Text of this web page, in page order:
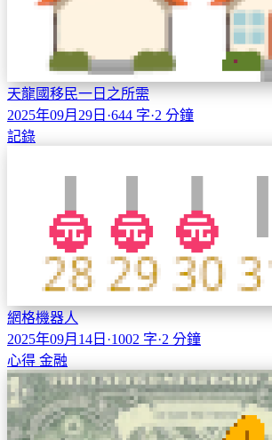
天龍國移民一日之所需
2025年09月29日 ·644 字·2 分鐘
記錄
網格機器人
2025年09月14日 ·1002 字·2 分鐘
心得 金融